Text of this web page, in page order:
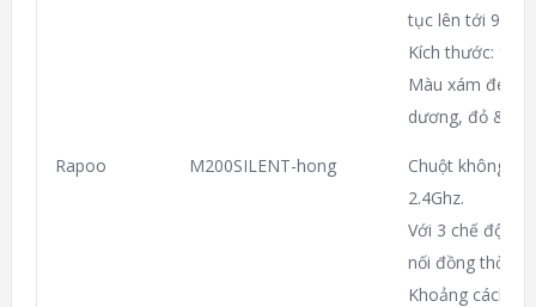
tục lên tới 9
Kích thước:
Màu xám đen,
dương, đỏ &
Rapoo M200SILENT-hong
Chuột không
2.4Ghz.
Với 3 chế độ
nối đồng thời
Khoảng cách